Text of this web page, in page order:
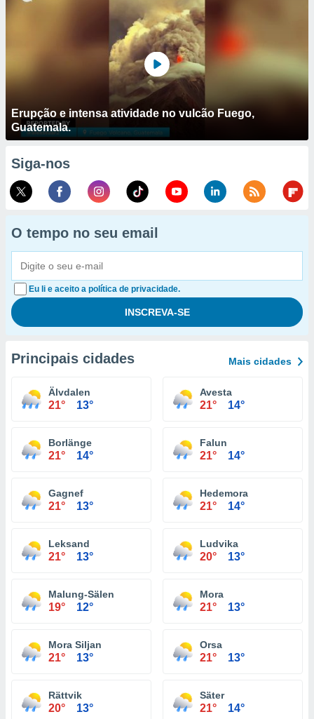
Erupção e intensa atividade no vulcão Fuego,
Guatemala.
Siga-nos
O tempo no seu email
Eu li e aceito a política de privacidade.
Principais cidades Mais cidades
Älvdalen
21° 13°
Avesta
21° 14°
Borlänge
21° 14°
Falun
21° 14°
Gagnef
21° 13°
Hedemora
21° 14°
Leksand
21° 13°
Ludvika
20° 13°
Malung-Sälen
19° 12°
Mora
21° 13°
Mora Siljan
21° 13°
Orsa
21° 13°
Rättvik
20° 13°
Säter
21° 14°